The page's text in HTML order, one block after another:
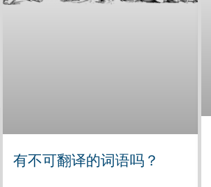
有不可翻译的词语吗？